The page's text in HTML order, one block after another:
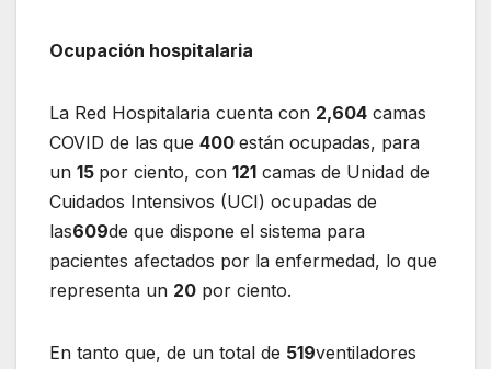
Ocupación hospitalaria
La Red Hospitalaria cuenta con 2,604 camas
COVID de las que 400 están ocupadas, para
un 15 por ciento, con 121 camas de Unidad de
Cuidados Intensivos (UCI) ocupadas de
las609de que dispone el sistema para
pacientes afectados por la enfermedad, lo que
representa un 20 por ciento.
En tanto que, de un total de 519ventiladores